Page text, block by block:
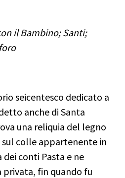
il Bambino; Santi;
seicentesco dedicato a
anche di Santa
una reliquia del legno
sul colle appartenente in
conti Pasta e ne
privata, fin quando fu